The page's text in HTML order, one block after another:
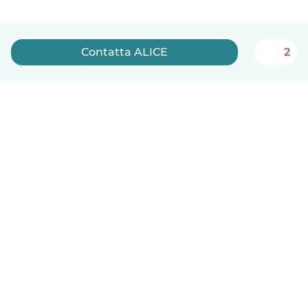
Contatta ALICE 2